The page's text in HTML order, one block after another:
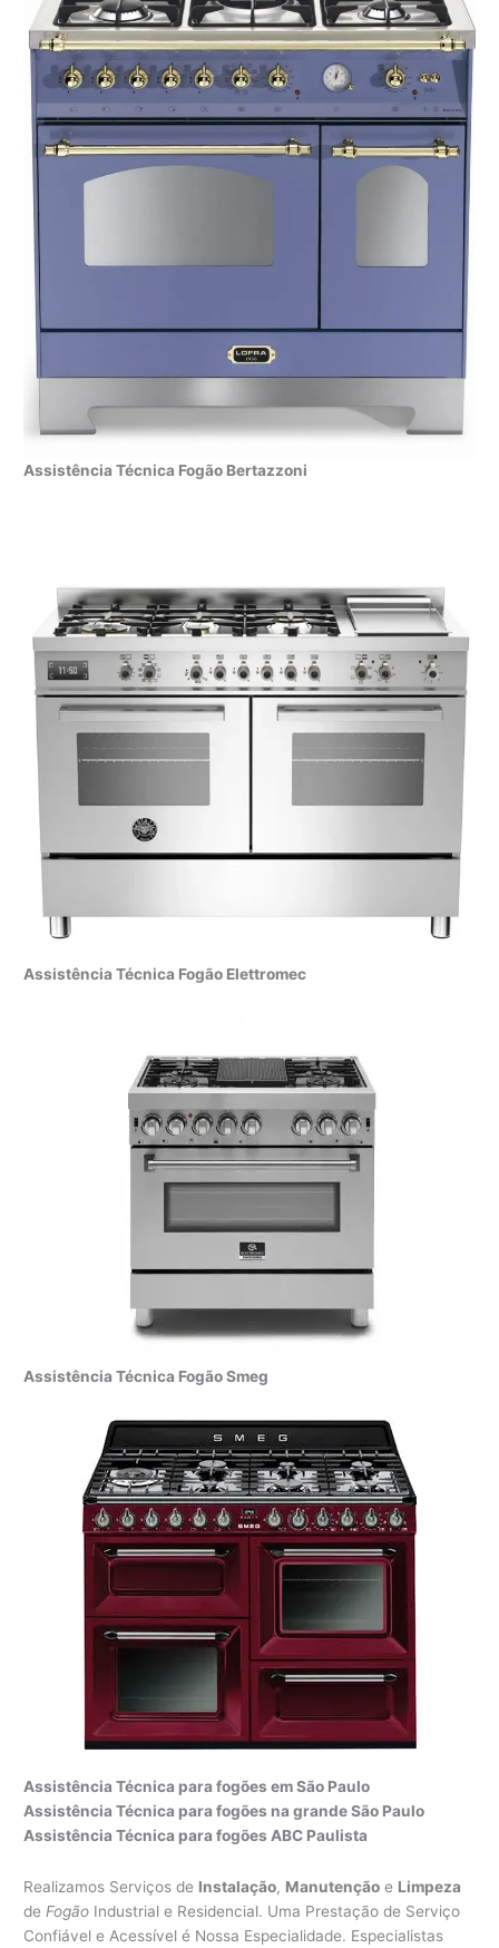
Assistência Técnica Fogão Bertazzoni
Assistência Técnica Fogão Elettromec
Assistência Técnica Fogão Smeg
Assistência Técnica para fogões em São Paulo
Assistência Técnica para fogões na grande São Paulo
Assistência Técnica para fogões ABC Paulista
Realizamos Serviços de Instalação, Manutenção e Limpeza
de Fogão Industrial e Residencial. Uma Prestação de Serviço
Confiável e Acessível é Nossa Especialidade. Especialistas